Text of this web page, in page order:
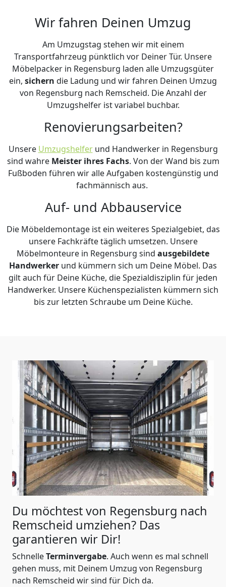
Wir fahren Deinen Umzug
Am Umzugstag stehen wir mit einem
Transportfahrzeug pünktlich vor Deiner Tür. Unsere
Möbelpacker in Regensburg laden alle Umzugsgüter
ein, sichern die Ladung und wir fahren Deinen Umzug
von Regensburg nach Remscheid. Die Anzahl der
Umzugshelfer ist variabel buchbar.
Renovierungsarbeiten?
Unsere Umzugshelferund Handwerker in Regensburg
sind wahre Meister ihres Fachs. Von der Wand bis zum
Fußboden führen wir alle Aufgaben kostengünstig und
fachmännisch aus.
Auf- und Abbauservice
Die Möbeldemontage ist ein weiteres Spezialgebiet, das
unsere Fachkräfte täglich umsetzen. Unsere
Möbelmonteure in Regensburg sind ausgebildete
Handwerker und kümmern sich um Deine Möbel. Das
gilt auch für Deine Küche, die Spezialdisziplin für jeden
Handwerker. Unsere Küchenspezialisten kümmern sich
bis zur letzten Schraube um Deine Küche.
Du möchtest von Regensburg nach
Remscheid umziehen? Das
garantieren wir Dir!
SchnelleTerminvergabe. Auch wenn es mal schnell
gehen muss, mit Deinem Umzug von Regensburg
nach Remscheid wir sind für Dich da.